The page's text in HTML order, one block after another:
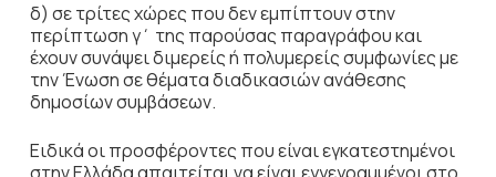
δ) σε τρίτες χώρες που δεν εμπίπτουν στην
περίπτωση γ΄ της παρούσας παραγράφου και
έχουν συνάψει διμερείς ή πολυμερείς συμφωνίες με
την Ένωση σε θέματα διαδικασιών ανάθεσης
δημοσίων συμβάσεων.
Ειδικά οι προσφέροντες που είναι εγκατεστημένοι